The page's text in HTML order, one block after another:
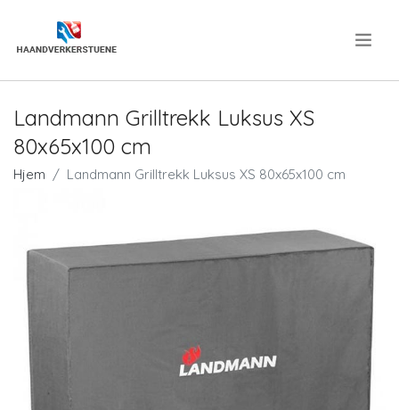
Landmann Grilltrekk Luksus XS
80x65x100 cm
Hjem Landmann Grilltrekk Luksus XS 80x65x100 cm